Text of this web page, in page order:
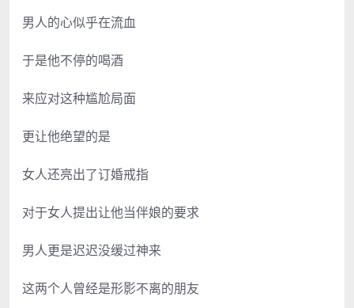
男人的心似乎在流血
于是他不停的喝酒
来应对这种尴尬局面
更让他绝望的是
女人还亮出了订婚戒指
对于女人提出让他当伴娘的要求
男人更是迟迟没缓过神来
这两个人曾经是形影不离的朋友